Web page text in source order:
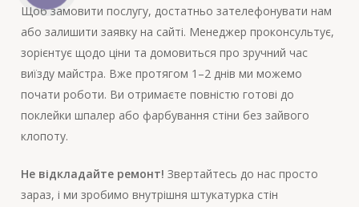
Щоб замовити послугу, достатньо зателефонувати нам
або залишити заявку на сайті. Менеджер проконсультує,
зорієнтує щодо ціни та домовиться про зручний час
виїзду майстра. Вже протягом 1–2 днів ми можемо
почати роботи. Ви отримаєте повністю готові до
поклейки шпалер або фарбування стіни без зайвого
клопоту.
Не відкладайте ремонт! Звертайтесь до нас просто
зараз, і ми зробимо внутрішня штукатурка стін